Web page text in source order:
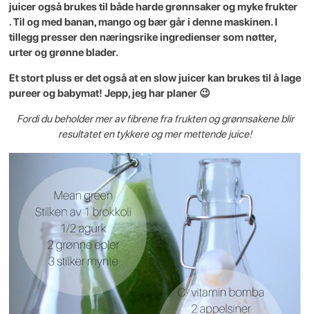
juicer også brukes til både harde grønnsaker og myke frukter
. Til og med banan, mango og bær går i denne maskinen.I
tillegg presser den næringsrike ingredienser som nøtter,
urter og grønne blader.
Et stort pluss er det også at en slow juicer kan brukes til å lage
pureer og babymat! Jepp, jeg har planer 😉
Fordi du beholder mer av fibrene fra frukten og grønnsakene blir
resultatet en tykkere og mer mettende juice!